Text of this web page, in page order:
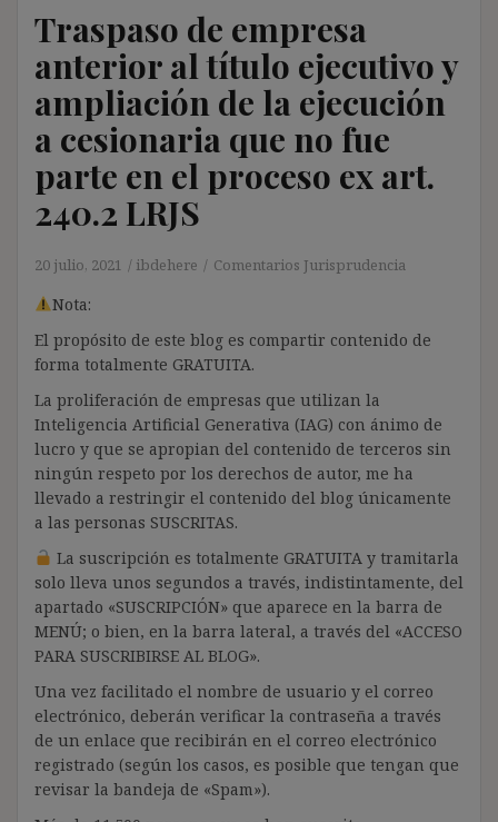
Traspaso de empresa
anterior al título ejecutivo y
ampliación de la ejecución
a cesionaria que no fue
parte en el proceso ex art.
240.2 LRJS
20 julio, 2021 ibdehere Comentarios Jurisprudencia
Nota:
El propósito de este blog es compartir contenido de
forma totalmente GRATUITA.
La proliferación de empresas que utilizan la
Inteligencia Artificial Generativa (IAG) con ánimo de
lucro y que se apropian del contenido de terceros sin
ningún respeto por los derechos de autor, me ha
llevado a restringir el contenido del blog únicamente
a las personas SUSCRITAS.
La suscripción es totalmente GRATUITA y tramitarla
solo lleva unos segundos a través, indistintamente, del
apartado «SUSCRIPCIÓN» que aparece en la barra de
MENÚ; o bien, en la barra lateral, a través del «ACCESO
PARA SUSCRIBIRSE AL BLOG».
Una vez facilitado el nombre de usuario y el correo
electrónico, deberán verificar la contraseña a través
de un enlace que recibirán en el correo electrónico
registrado (según los casos, es posible que tengan que
revisar la bandeja de «Spam»).